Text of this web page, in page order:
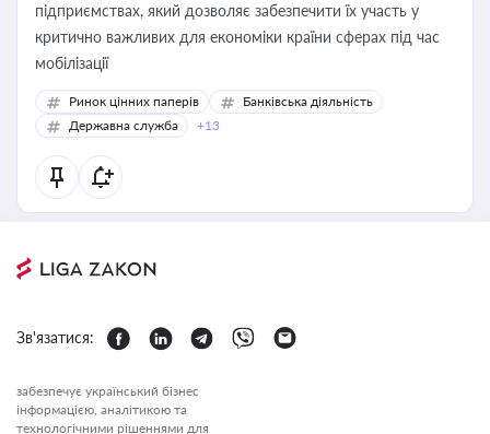
підприємствах, який дозволяє забезпечити їх участь у
критично важливих для економіки країни сферах під час
мобілізації
Ринок цінних паперів
Банківська діяльність
Державна служба
+13
Зв'язатися:
забезпечує український бізнес
інформацією, аналітикою та
технологічними рішеннями для